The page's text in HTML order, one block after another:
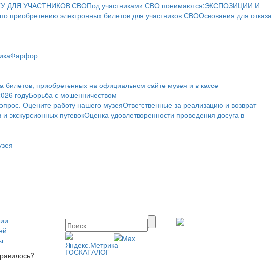
ДЛЯ УЧАСТНИКОВ СВОПод участниками СВО понимаются:ЭКСПОЗИЦИИ И
приобретению электронных билетов для участников СВООснования для отказа
Фарфор
билетов, приобретенных на официальном сайте музея и в кассе
годуБорьба с мошенничеством
Оцените работу нашего музеяОтветственные за реализацию и возврат
экскурсионных путевокОценка удовлетворенности проведения досуга в
ГОСКАТАЛОГ